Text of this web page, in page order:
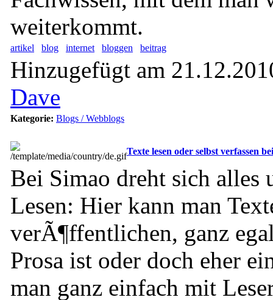
weiterkommt.
artikel blog internet bloggen beitrag
Hinzugefügt am
Dave
Kategorie: Blogs / Webblogs
Texte lesen oder selbst verfassen
Bei Simao dreht sich alles
Lesen: Hier kann man
verÃ¶ffentlichen, ganz
Prosa ist oder doch eher
man ganz einfach mit